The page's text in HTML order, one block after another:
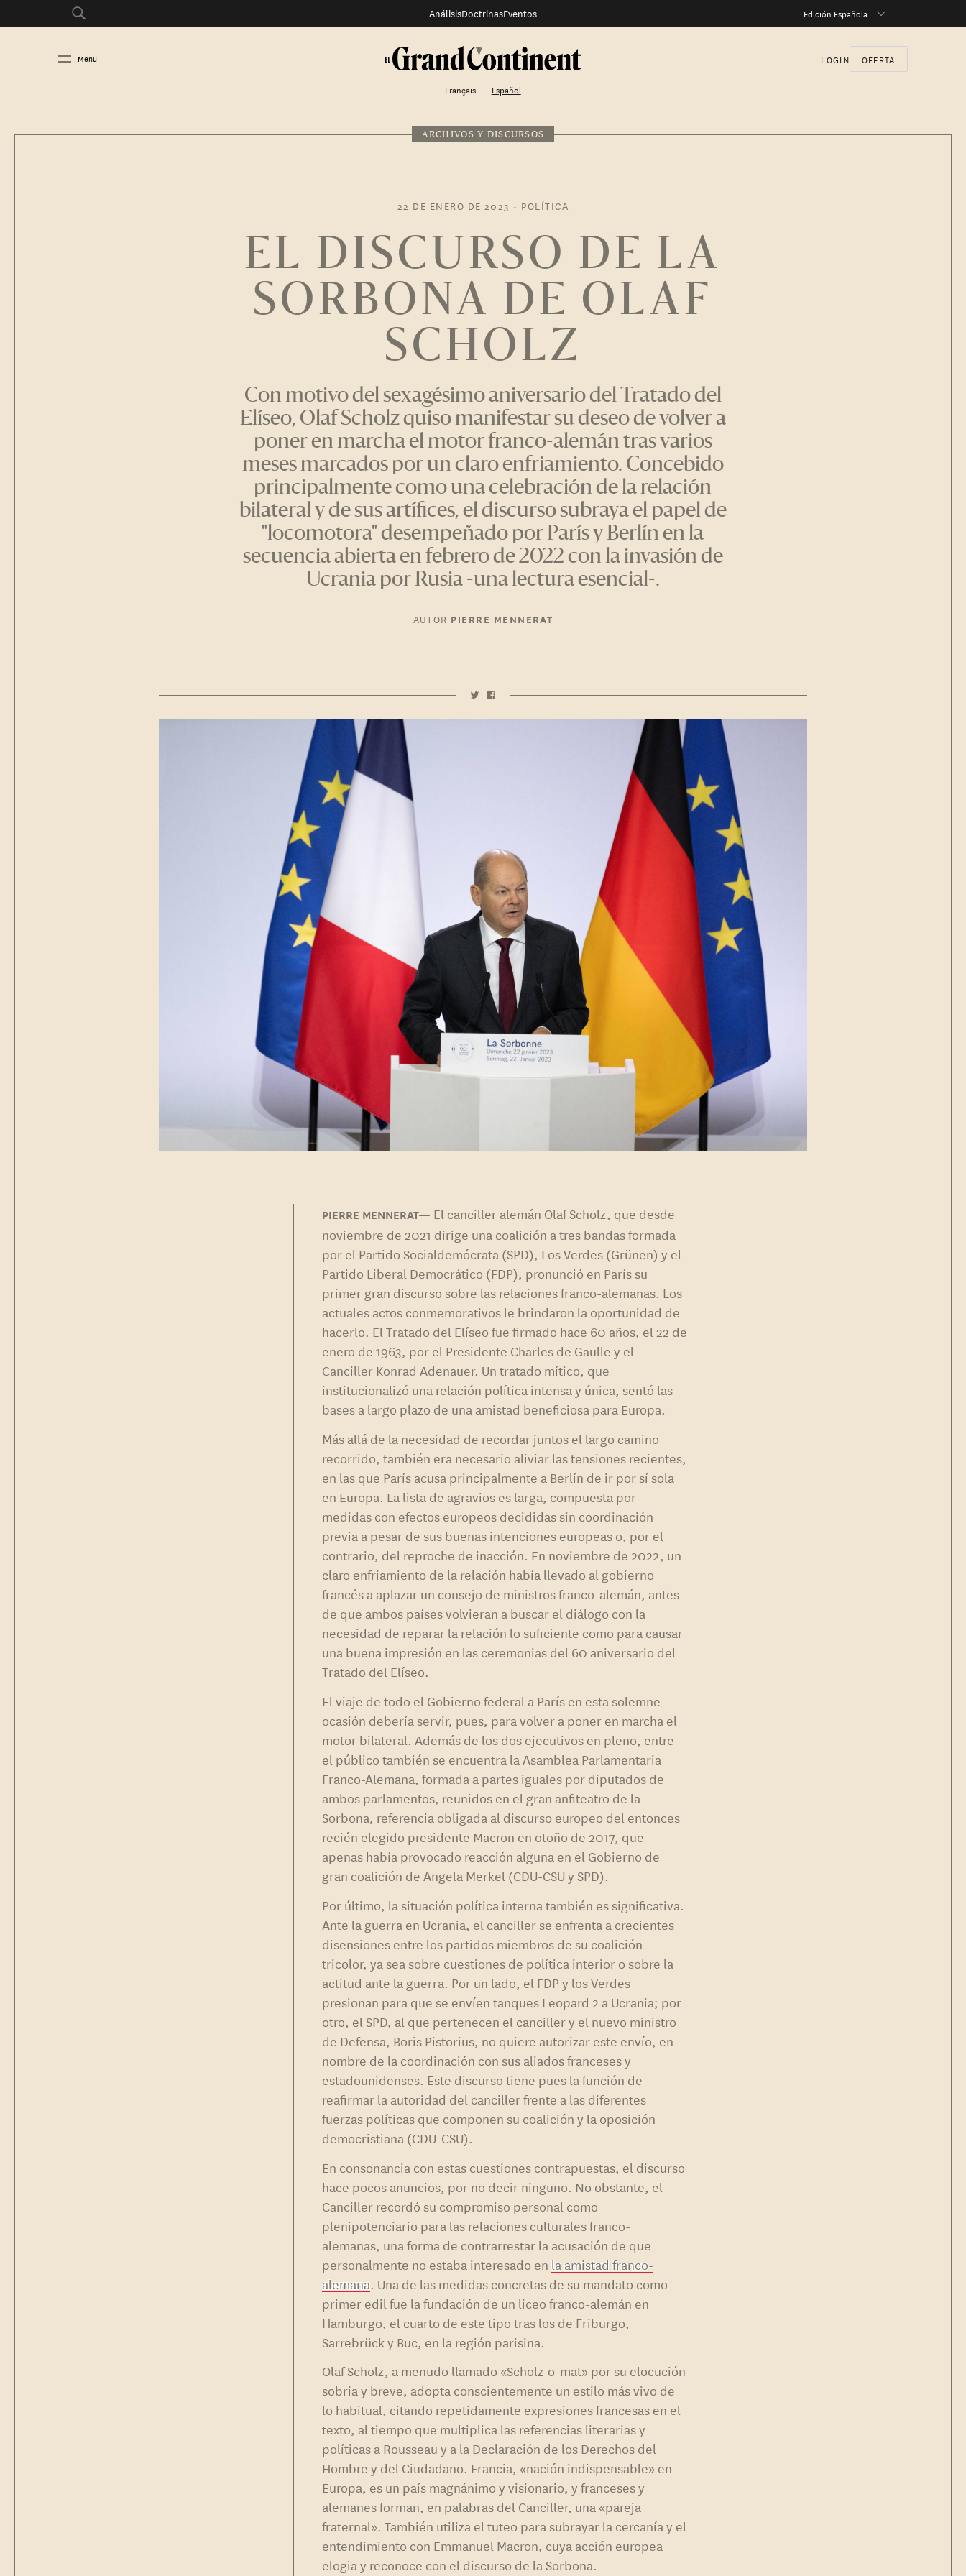
AnálisisDoctrinasEventos Edición Española
Menu LOGIN OFERTA
Français Español
ARCHIVOS Y DISCURSOS
22 DE ENERO DE 2023 • POLÍTICA
EL DISCURSO DE LA
SORBONA DE OLAF
SCHOLZ
Con motivo del sexagésimo aniversario del Tratado del
Elíseo, Olaf Scholz quiso manifestar su deseo de volver a
poner en marcha el motor franco-alemán tras varios
meses marcados por un claro enfriamiento. Concebido
principalmente como una celebración de la relación
bilateral y de sus artífices, el discurso subraya el papel de
"locomotora" desempeñado por París y Berlín en la
secuencia abierta en febrero de 2022 con la invasión de
Ucrania por Rusia -una lectura esencial-.
AUTOR PIERRE MENNERAT
El canciller alemán Olaf Scholz, que desde
noviembre de 2021 dirige una coalición a tres bandas formada
por el Partido Socialdemócrata (SPD), Los Verdes (Grünen) y el
Partido Liberal Democrático (FDP), pronunció en París su
primer gran discurso sobre las relaciones franco-alemanas. Los
actuales actos conmemorativos le brindaron la oportunidad de
hacerlo. El Tratado del Elíseo fue firmado hace 60 años, el 22 de
enero de 1963, por el Presidente Charles de Gaulle y el
Canciller Konrad Adenauer. Un tratado mítico, que
institucionalizó una relación política intensa y única, sentó las
bases a largo plazo de una amistad beneficiosa para Europa.
Más allá de la necesidad de recordar juntos el largo camino
recorrido, también era necesario aliviar las tensiones recientes,
en las que París acusa principalmente a Berlín de ir por sí sola
en Europa. La lista de agravios es larga, compuesta por
medidas con efectos europeos decididas sin coordinación
previa a pesar de sus buenas intenciones europeas o, por el
contrario, del reproche de inacción. En noviembre de 2022, un
claro enfriamiento de la relación había llevado al gobierno
francés a aplazar un consejo de ministros franco-alemán, antes
de que ambos países volvieran a buscar el diálogo con la
necesidad de reparar la relación lo suficiente como para causar
una buena impresión en las ceremonias del 60 aniversario del
Tratado del Elíseo.
El viaje de todo el Gobierno federal a París en esta solemne
ocasión debería servir, pues, para volver a poner en marcha el
motor bilateral. Además de los dos ejecutivos en pleno, entre
el público también se encuentra la Asamblea Parlamentaria
Franco-Alemana, formada a partes iguales por diputados de
ambos parlamentos, reunidos en el gran anfiteatro de la
Sorbona, referencia obligada al discurso europeo del entonces
recién elegido presidente Macron en otoño de 2017, que
apenas había provocado reacción alguna en el Gobierno de
gran coalición de Angela Merkel (CDU-CSU y SPD).
Por último, la situación política interna también es significativa.
Ante la guerra en Ucrania, el canciller se enfrenta a crecientes
disensiones entre los partidos miembros de su coalición
tricolor, ya sea sobre cuestiones de política interior o sobre la
actitud ante la guerra. Por un lado, el FDP y los Verdes
presionan para que se envíen tanques Leopard 2 a Ucrania; por
otro, el SPD, al que pertenecen el canciller y el nuevo ministro
de Defensa, Boris Pistorius, no quiere autorizar este envío, en
nombre de la coordinación con sus aliados franceses y
estadounidenses. Este discurso tiene pues la función de
reafirmar la autoridad del canciller frente a las diferentes
fuerzas políticas que componen su coalición y la oposición
democristiana (CDU-CSU).
En consonancia con estas cuestiones contrapuestas, el discurso
hace pocos anuncios, por no decir ninguno. No obstante, el
Canciller recordó su compromiso personal como
plenipotenciario para las relaciones culturales franco-
alemanas, una forma de contrarrestar la acusación de que
personalmente no estaba interesado enla amistad franco-
alemana. Una de las medidas concretas de su mandato como
primer edil fue la fundación de un liceo franco-alemán en
Hamburgo, el cuarto de este tipo tras los de Friburgo,
Sarrebrück y Buc, en la región parisina.
Olaf Scholz, a menudo llamado «Scholz-o-mat» por su elocución
sobria y breve, adopta conscientemente un estilo más vivo de
lo habitual, citando repetidamente expresiones francesas en el
texto, al tiempo que multiplica las referencias literarias y
políticas a Rousseau y a la Declaración de los Derechos del
Hombre y del Ciudadano. Francia, «nación indispensable» en
Europa, es un país magnánimo y visionario, y franceses y
alemanes forman, en palabras del Canciller, una «pareja
fraternal». También utiliza el tuteo para subrayar la cercanía y el
entendimiento con Emmanuel Macron, cuya acción europea
elogia y reconoce con el discurso de la Sorbona.